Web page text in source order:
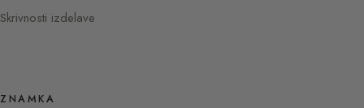
Skrivnosti izdelave
ZNAMKA